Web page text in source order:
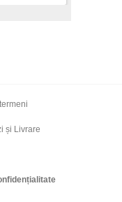
și Livrare